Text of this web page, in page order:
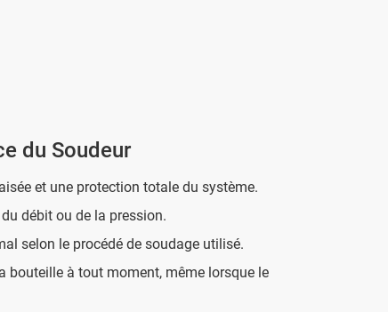
du Soudeur
et une protection totale du système.
débit ou de la pression.
selon le procédé de soudage utilisé.
bouteille à tout moment, même lorsque le